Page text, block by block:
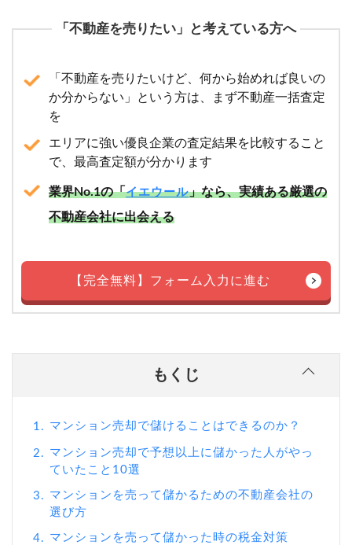
「不動産を売りたい」と考えている方へ
「不動産を売りたいけど、何から始めれば良いの
か分からない」という方は、まず不動産一括査定
を
エリアに強い優良企業の査定結果を比較すること
で、最高査定額が分かります
業界No.1の「イエウール」なら、実績ある厳選の
不動産会社に出会える
【完全無料】フォーム入力に進む
もくじ
1. マンション売却で儲けることはできるのか？
2. マンション売却で予想以上に儲かった人がやっ
ていたこと10選
3. マンションを売って儲かるための不動産会社の
選び方
4. マンションを売って儲かった時の税金対策